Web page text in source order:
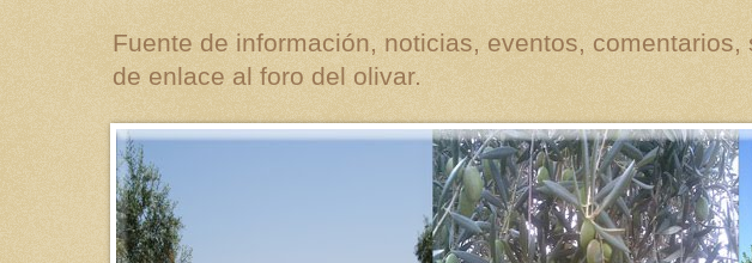
Fuente de información, noticias, eventos,
de enlace al foro del olivar.